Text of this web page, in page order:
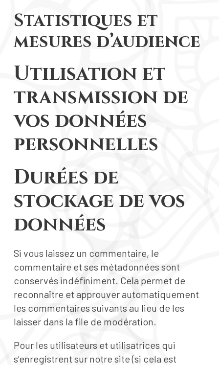
Statistiques et
mesures d’audience
Utilisation et
transmission de
vos données
personnelles
Durées de
stockage de vos
données
Si vous laissez un commentaire, le
commentaire et ses métadonnées sont
conservés indéfiniment. Cela permet de
reconnaître et approuver automatiquement
les commentaires suivants au lieu de les
laisser dans la file de modération.
Pour les utilisateurs et utilisatrices qui
s’enregistrent sur notre site (si cela est